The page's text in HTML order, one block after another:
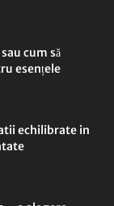
cum să
esențele
echilibrate in